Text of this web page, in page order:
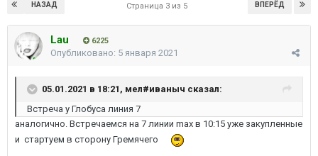
НАЗАД ВПЕРЁД
Страница 3 из 5
Lau 6225
Опубликовано: 5 января 2021
05.01.2021 в 18:21, мел#иваныч сказал:
Встреча у Глобуса линия 7
аналогично. Встречаемся на 7 линии max в 10:15 уже закупленные
и стартуем в сторону Гремячего